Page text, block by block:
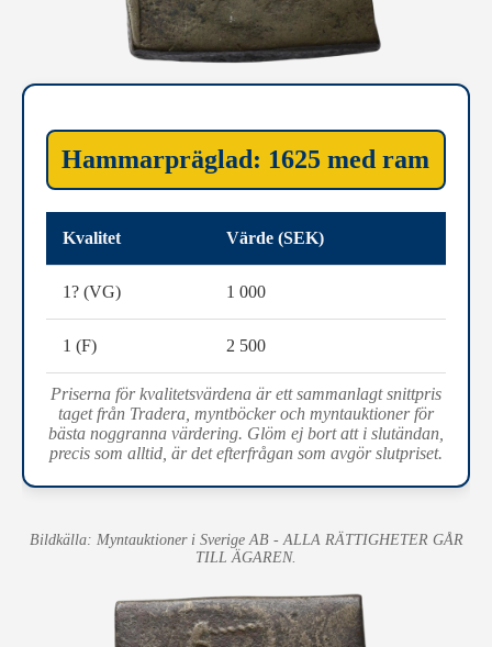
Hammarpräglad: 1625 med ram
Kvalitet Värde (SEK)
1? (VG) 1 000
1 (F) 2 500
Priserna för kvalitetsvärdena är ett sammanlagt snittpris
taget från Tradera, myntböcker och myntauktioner för
bästa noggranna värdering. Glöm ej bort att i slutändan,
precis som alltid, är det efterfrågan som avgör slutpriset.
Bildkälla: Myntauktioner i Sverige AB - ALLA RÄTTIGHETER GÅR
TILL ÄGAREN.